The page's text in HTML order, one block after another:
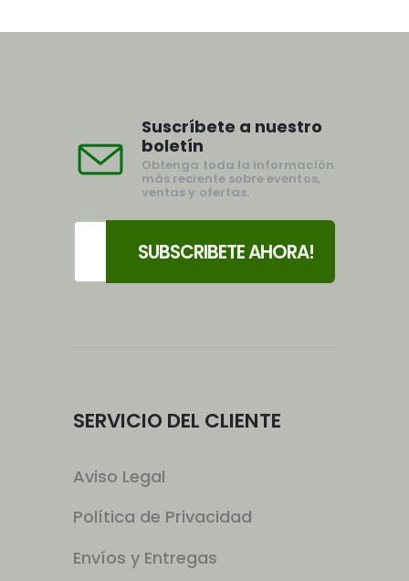
Suscríbete a nuestro
boletín
Obtenga toda la información
más reciente sobre eventos,
ventas y ofertas.
SERVICIO DEL CLIENTE
Aviso Legal
Política de Privacidad
Envíos y Entregas